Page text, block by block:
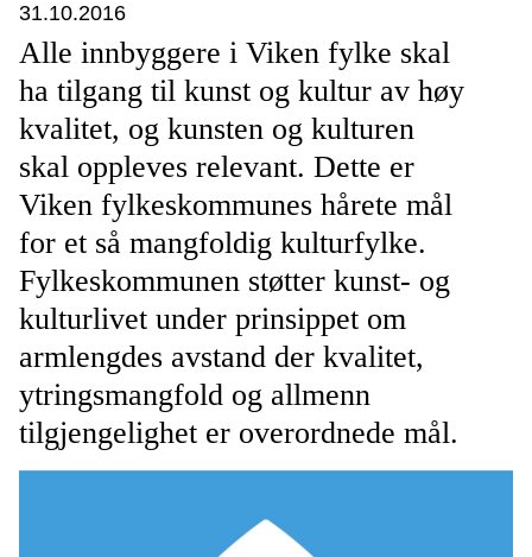
31.10.2016
Alle innbyggere i Viken fylke skal
ha tilgang til kunst og kultur av høy
kvalitet, og kunsten og kulturen
skal oppleves relevant. Dette er
Viken fylkeskommunes hårete mål
for et så mangfoldig kulturfylke.
Fylkeskommunen støtter kunst- og
kulturlivet under prinsippet om
armlengdes avstand der kvalitet,
ytringsmangfold og allmenn
tilgjengelighet er overordnede mål.